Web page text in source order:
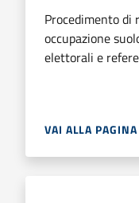
Procedimento di
occupazione
elettorali e
VAI ALLA PAGINA